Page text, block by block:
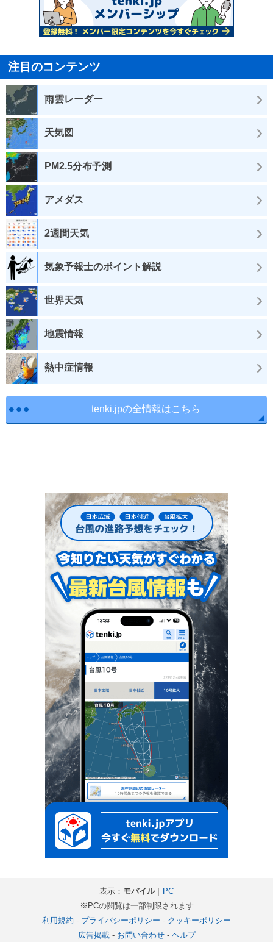
注目のコンテンツ
雨雲レーダー
天気図
PM2.5分布予測
アメダス
2週間天気
気象予報士のポイント解説
世界天気
地震情報
熱中症情報
tenki.jpの全情報はこちら
表示： モバイル｜ PC
※PCの閲覧は一部制限されます
利用規約 - プライバシーポリシー - クッキーポリシー
広告掲載- お問い合わせ- ヘルプ